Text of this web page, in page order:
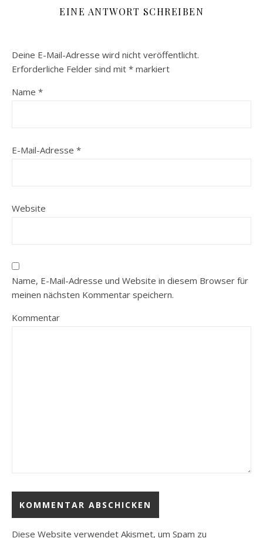
EINE ANTWORT SCHREIBEN
Deine E-Mail-Adresse wird nicht veröffentlicht.
Erforderliche Felder sind mit * markiert
Name *
E-Mail-Adresse *
Website
Name, E-Mail-Adresse und Website in diesem Browser für
meinen nächsten Kommentar speichern.
Kommentar
Diese Website verwendet Akismet, um Spam zu